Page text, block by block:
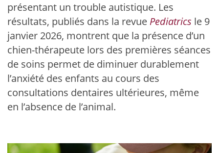
présentant un trouble autistique. Les
résultats, publiés dans la revue Pediatrics le 9
janvier 2026, montrent que la présence d’un
chien-thérapeute lors des premières séances
de soins permet de diminuer durablement
l’anxiété des enfants au cours des
consultations dentaires ultérieures, même
en l’absence de l’animal.